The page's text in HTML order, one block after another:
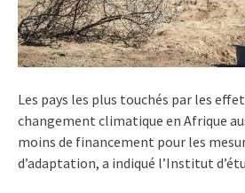
Les pays les plus touchés par les
changement climatique en Afrique
moins de financement pour les
d’adaptation, a indiqué l’Institut